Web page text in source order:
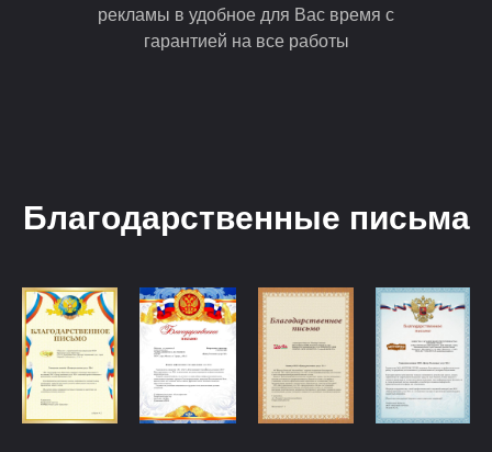
рекламы в удобное для Вас время с
гарантией на все работы
Благодарственные письма